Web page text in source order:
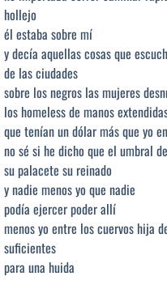
hollejo
él estaba sobre mí
y decía aquellas cosas que
de las ciudades
sobre los negros las mujeres
los homeless de manos
que tenían un dólar más que yo
no sé si he dicho que el umbral
su palacete su reinado
y nadie menos yo que nadie
podía ejercer poder allí
menos yo entre los cuervos hija
suficientes
para una huida